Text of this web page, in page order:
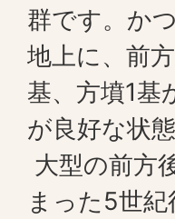
群です。か
地上に、前
基、方墳1基
が良好な状
大型の前方
まった5世